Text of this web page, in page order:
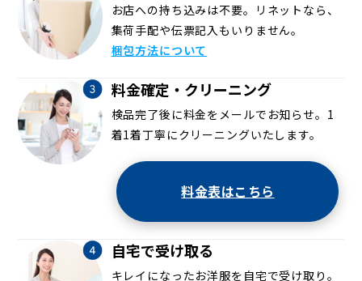
お店への持ち込みは不要。リネットなら、
集荷手配や伝票記入もいりません。
梱包方法について
料金確定・クリーニング
検品完了後に料金をメールでお知らせ。1
着1着丁寧にクリーニングいたします。
料金表はこちら
自宅で受け取る
キレイになったお洋服を自宅で受け取り。